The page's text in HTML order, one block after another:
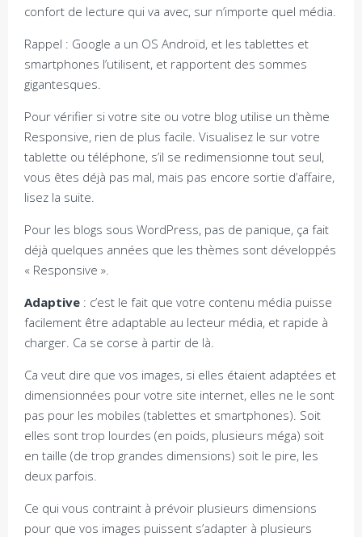
confort de lecture qui va avec, sur n’importe quel média.
Rappel : Google a un OS Androïd, et les tablettes et
smartphones l’utilisent, et rapportent des sommes
gigantesques.
Pour vérifier si votre site ou votre blog utilise un thème
Responsive, rien de plus facile. Visualisez le sur votre
tablette ou téléphone, s’il se redimensionne tout seul,
vous êtes déjà pas mal, mais pas encore sortie d’affaire,
lisez la suite.
Pour les blogs sous WordPress, pas de panique, ça fait
déjà quelques années que les thèmes sont développés
« Responsive ».
Adaptive : c’est le fait que votre contenu média puisse
facilement être adaptable au lecteur média, et rapide à
charger. Ca se corse à partir de là.
Ca veut dire que vos images, si elles étaient adaptées et
dimensionnées pour votre site internet, elles ne le sont
pas pour les mobiles (tablettes et smartphones). Soit
elles sont trop lourdes (en poids, plusieurs méga) soit
en taille (de trop grandes dimensions) soit le pire, les
deux parfois.
Ce qui vous contraint à prévoir plusieurs dimensions
pour que vos images puissent s’adapter à plusieurs